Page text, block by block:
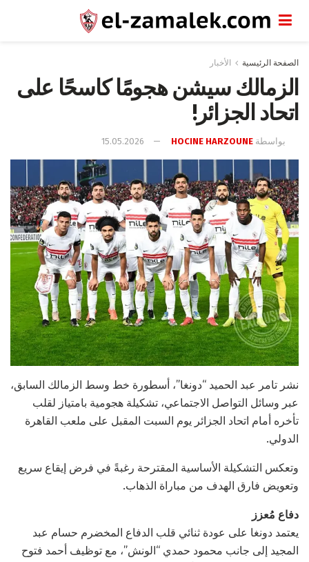
الصفحة الرئيسية الأخبار
الزمالك سيشن هجومًا كاسحًا على
اتحاد الجزائر!
بواسطة HOCINE HARZOUNE
15.05.2026
نشر تامر عبد الحميد “دونغا”، أسطورة خط وسط الزمالك السابق،
عبر وسائل التواصل الاجتماعي، تشكيلة هجومية بامتياز لقلب
تأخره أمام اتحاد الجزائر يوم السبت المقبل على ملعب القاهرة
الدولي.
وتعكس التشكيلة الأساسية المقترحة رغبةً في فرض إيقاع سريع
وتعويض فارق الهدف من مباراة الذهاب.
دفاع مُعزز
يعتمد دونغا على عودة ثنائي قلب الدفاع المخضرم حسام عبد
المجيد إلى جانب محمود حمدي “الونش”، مع توظيف أحمد فتوح